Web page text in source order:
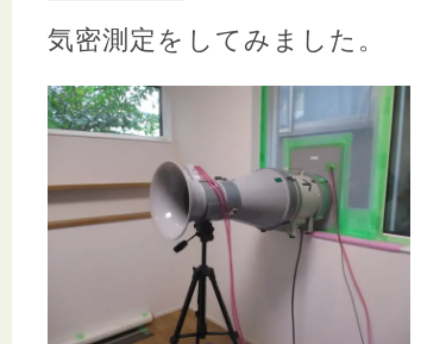
気密測定をしてみました。